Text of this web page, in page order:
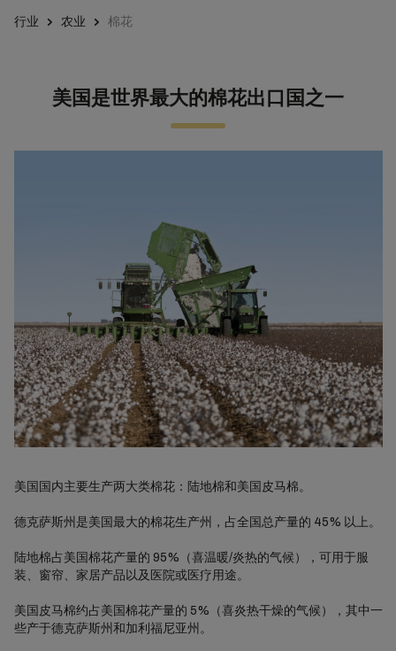
行业 农业 棉花
美国是世界最大的棉花出口国之一
美国国内主要生产两大类棉花：陆地棉和美国皮马棉。
德克萨斯州是美国最大的棉花生产州，占全国总产量的 45% 以上。
陆地棉占美国棉花产量的 95%（喜温暖/炎热的气候），可用于服
装、窗帘、家居产品以及医院或医疗用途。
美国皮马棉约占美国棉花产量的 5%（喜炎热干燥的气候），其中一
些产于德克萨斯州和加利福尼亚州。